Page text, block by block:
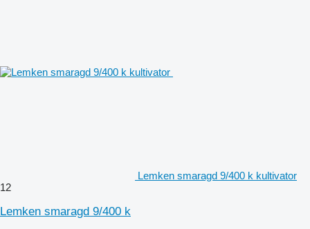
Lemken smaragd 9/400 k kultivator
12
Lemken smaragd 9/400 k